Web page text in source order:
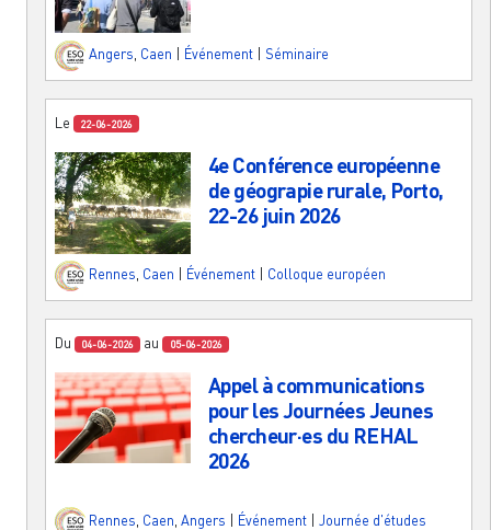
Angers Caen Événement Séminaire
Le 22-06-2026
4e Conférence européenne
de géograpie rurale, Porto,
22-26 juin 2026
Rennes, Caen Événement Colloque européen
Du 04-06-2026 au 05-06-2026
Appel à communications
pour les Journées Jeunes
chercheur·es du REHAL
2026
Rennes Caen Angers Événement Journée d'études